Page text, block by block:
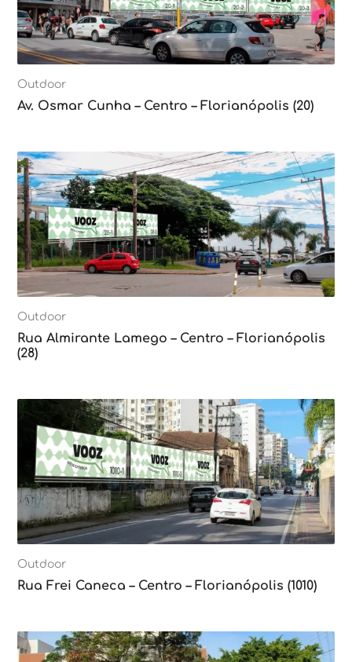
Outdoor
Av. Osmar Cunha – Centro – Florianópolis (20)
Outdoor
Rua Almirante Lamego – Centro – Florianópolis
(28)
Outdoor
Rua Frei Caneca – Centro – Florianópolis (1010)